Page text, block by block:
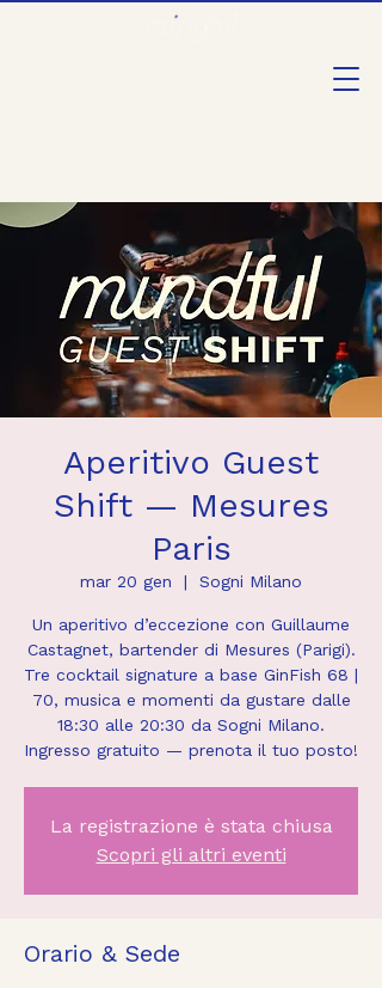
Aperitivo Guest
Shift — Mesures
Paris
mar 20 gen
  |
Sogni Milano
Un aperitivo d’eccezione con Guillaume
Castagnet, bartender di Mesures (Parigi).
Tre cocktail signature a base GinFish 68 |
70, musica e momenti da gustare dalle
18:30 alle 20:30 da Sogni Milano.
Ingresso gratuito — prenota il tuo posto!
La registrazione è stata chiusa
Scopri gli altri eventi
Orario & Sede